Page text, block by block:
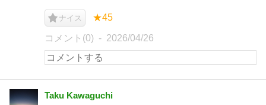
ナイス ★45
コメント(0) 2026/04/26
Taku Kawaguchi